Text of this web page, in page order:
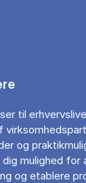
til
og
mulighed for
og etablere